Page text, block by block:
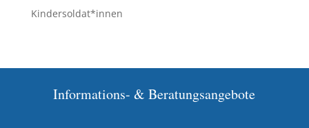
Kindersoldat*innen
Informations- & Beratungsangebote